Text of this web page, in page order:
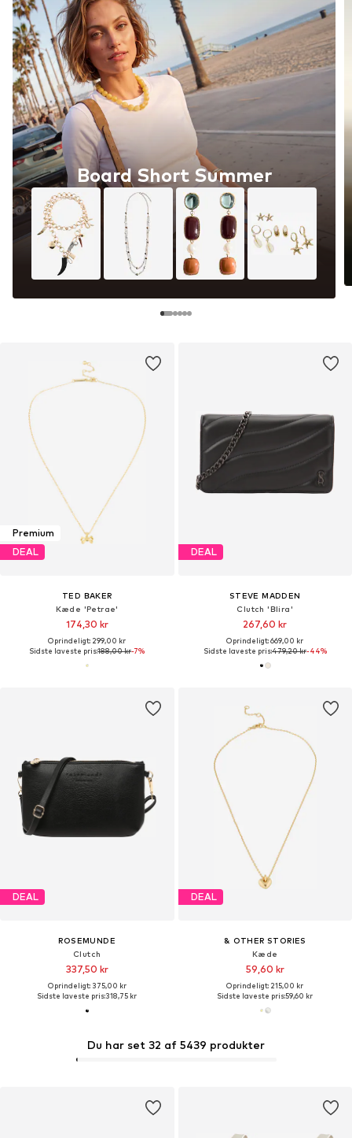
Premium
DEAL
TED BAKER
Kæde 'Petrae'
174,30 kr
Oprindeligt: 299,00 kr
Sidste laveste pris:188,00 kr-7%
Board Short Summer
DEAL
STEVE MADDEN
Clutch 'Blira'
267,60 kr
Oprindeligt: 669,00 kr
Sidste laveste pris:479,20 kr-44%
DEAL
ROSEMUNDE
Clutch
337,50 kr
Oprindeligt: 375,00 kr
Sidste laveste pris:318,75 kr
DEAL
& OTHER STORIES
Kæde
59,60 kr
Oprindeligt: 215,00 kr
Sidste laveste pris:59,60 kr
Du har set 32 af 5439 produkter